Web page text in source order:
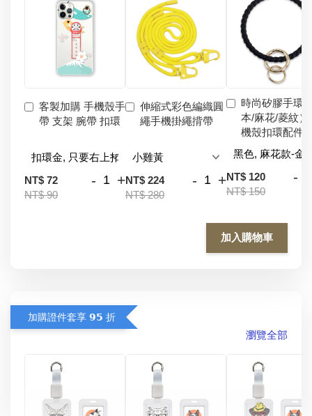
客製加購 手機殼手
帶 支架 腕帶 扣環
NT$ 72
NT$ 90
- +
伸縮式彩色編織圓
繩手機掛繩揹帶
NT$ 224
NT$ 280
- +
時尚矽膠手環
本/麻花/菱紋）
機殼扣環配件
NT$ 120
NT$ 150
-
加入購物車
加購證件套享 𝟵𝟱 折
瀏覽全部